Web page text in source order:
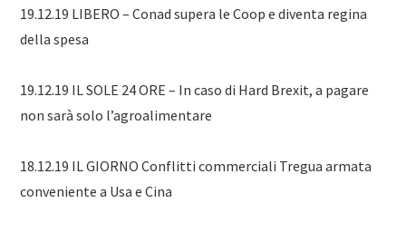
19.12.19 LIBERO – Conad supera le Coop e diventa regina
della spesa
19.12.19 IL SOLE 24 ORE – In caso di Hard Brexit, a pagare
non sarà solo l’agroalimentare
18.12.19 IL GIORNO Conflitti commerciali Tregua armata
conveniente a Usa e Cina